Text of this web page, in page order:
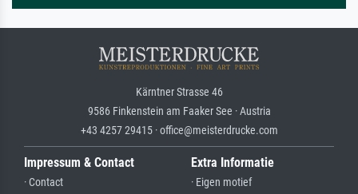
Kärntner Strasse 46
9586 Finkenstein am Faaker See · Austria
+43 4257 29415 · office@meisterdrucke.com
Impressum & Contact
· Contact
Extra Informatie
· Eigen motief